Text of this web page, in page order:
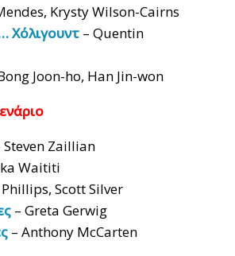
Krysty Wilson-Cairns
Χόλιγουντ – Quentin
Joon-ho, Han Jin-won
Steven Zaillian
Waititi
Scott Silver
– Greta Gerwig
– Anthony McCarten